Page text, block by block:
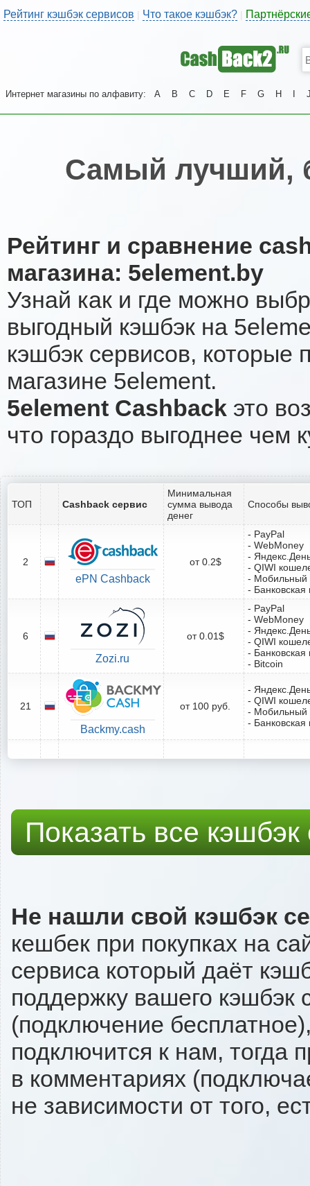
Рейтинг кэшбэк сервисов | Что такое кэшбэк?
Интернет магазины по алфавиту: A B C D E F G H
Самый лучший,
Рейтинг и сравнение
магазина: 5element.by
Узнай как и где можно
выгодный кэшбэк на
кэшбэк сервисов, которые
магазине 5element.
5element Cashback это
что гораздо выгоднее чем
ТОП Cashback сервис
Минимальная
сумма вывода
денег
Способы
2
ePN Cashback
от 0.2$
- PayPal
- WebMoney
-
- QIWI
- Мобильный
- Банковская
6
Zozi.ru
от 0.01$
- PayPal
- WebMoney
-
- QIWI
- Банковская
- Bitcoin
21
Backmy.cash
от 100 руб.
-
- QIWI
- Мобильный
- Банковская
Показать все
Не нашли свой кэшбэк
кешбек при покупках на
сервиса который даёт
поддержку вашего кэшбэк
(подключение
подключится к нам, тогда
в комментариях
не зависимости от того,